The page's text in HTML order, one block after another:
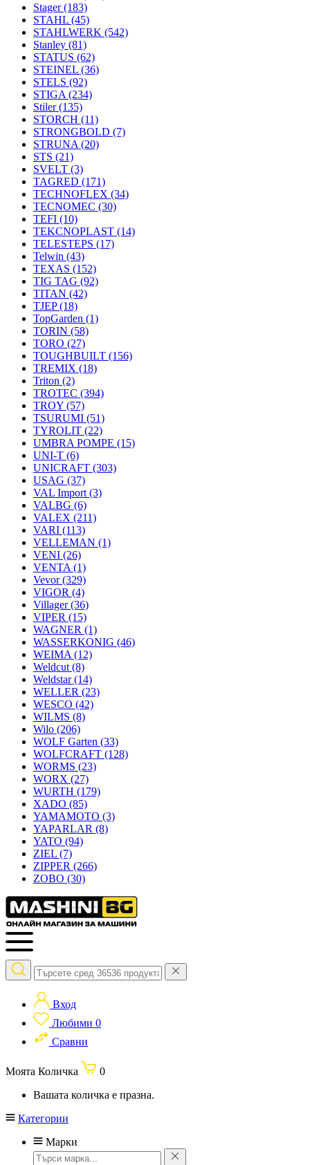
Stager(183)
STAHL (45)
STAHLWERK (542)
Stanley (81)
STATUS (62)
STEINEL (36)
STELS (92)
STIGA (234)
Stiler(135)
STORCH (11)
STRONGBOLD (7)
STRUNA (20)
STS (21)
SVELT (3)
TAGRED (171)
TECHNOFLEX (34)
TECNOMEC (30)
TEFI (10)
TEKCNOPLAST (14)
TELESTEPS (17)
Telwin (43)
TEXAS (152)
TIG TAG (92)
TITAN (42)
TJEP(18)
TopGarden (1)
TORIN (58)
TORO (27)
TOUGHBUILT (156)
TREMIX (18)
Triton (2)
TROTEC (394)
TROY (57)
TSURUMI (51)
TYROLIT (22)
UMBRA POMPE (15)
UNI-T (6)
UNICRAFT (303)
USAG (37)
VAL Import (3)
VALBG (6)
VALEX (211)
VARI (113)
VELLEMAN (1)
VENI (26)
VENTA (1)
Vevor(329)
VIGOR (4)
Villager(36)
VIPER (15)
WAGNER (1)
WASSERKONIG (46)
WEIMA (12)
Weldcut (8)
Weldstar(14)
WELLER (23)
WESCO (42)
WILMS (8)
Wilo (206)
WOLF Garten (33)
WOLFCRAFT (128)
WORMS (23)
WORX (27)
WURTH (179)
XADO (85)
YAMAMOTO (3)
YAPARLAR (8)
YATO (94)
ZIEL (7)
ZIPPER (266)
ZOBO (30)
Вход
Любими 0
Сравни
Моята Количка
0
Вашата количка е празна.
Категории
Марки